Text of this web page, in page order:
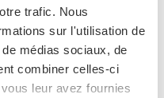
trafic. Nous
sur l'utilisation de
médias sociaux, de
combiner celles-ci
leur avez fournies